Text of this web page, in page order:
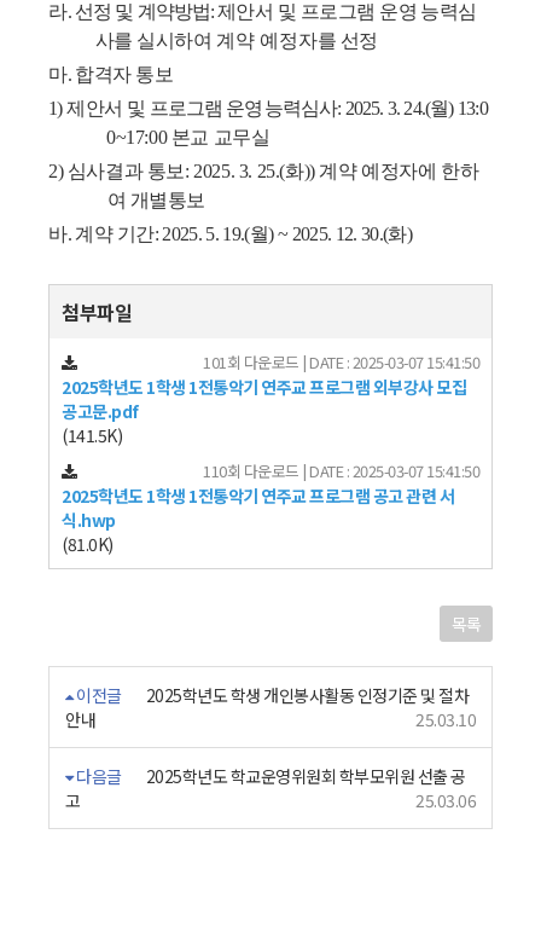
라. 선정 및 계약방법:제안서 및 프로그램 운영 능력심
사를 실시하여 계약 예정자를 선정
마. 합격자 통보
1)제안서 및 프로그램 운영 능력심사: 2025. 3. 24.(월) 13:0
0~17:00 본교 교무실
2) 심사결과 통보 : 2025. 3. 25.(화)) 계약 예정자에 한하
여 개별통보
바. 계약 기간: 2025. 5. 19.(월) ~ 2025. 12. 30.(화)
첨부파일
2025학년도 1학생 1전통악기 연주교 프로그램 외부강사 모집
공고문.pdf
(141.5K)
101회 다운로드 | DATE : 2025-03-07 15:41:50
2025학년도 1학생 1전통악기 연주교 프로그램 공고 관련 서
식.hwp
(81.0K)
110회 다운로드 | DATE : 2025-03-07 15:41:50
목록
이전글
2025학년도 학생 개인봉사활동 인정기준 및 절차
안내
25.03.10
다음글
2025학년도 학교운영위원회 학부모위원 선출 공
고
25.03.06